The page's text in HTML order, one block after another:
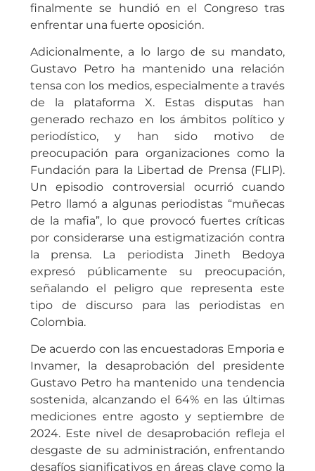
finalmente se hundió en el Congreso tras
enfrentar una fuerte oposición.
Adicionalmente, a lo largo de su mandato,
Gustavo Petro ha mantenido una relación
tensa con los medios, especialmente a través
de la plataforma X. Estas disputas han
generado rechazo en los ámbitos político y
periodístico, y han sido motivo de
preocupación para organizaciones como la
Fundación para la Libertad de Prensa (FLIP).
Un episodio controversial ocurrió cuando
Petro llamó a algunas periodistas “muñecas
de la mafia”, lo que provocó fuertes críticas
por considerarse una estigmatización contra
la prensa. La periodista Jineth Bedoya
expresó públicamente su preocupación,
señalando el peligro que representa este
tipo de discurso para las periodistas en
Colombia.
De acuerdo con las encuestadoras Emporia e
Invamer, la desaprobación del presidente
Gustavo Petro ha mantenido una tendencia
sostenida, alcanzando el 64% en las últimas
mediciones entre agosto y septiembre de
2024. Este nivel de desaprobación refleja el
desgaste de su administración, enfrentando
desafíos significativos en áreas clave como la